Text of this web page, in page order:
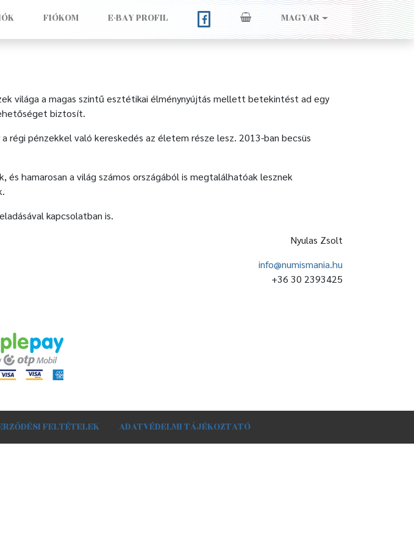
FIÓKOM E-BAY PROFIL MAGYAR
világa a magas szintű esztétikai élménynyújtás mellett betekintést ad egy
biztosít.
pénzekkel való kereskedés az életem része lesz. 2013-ban becsüs
hamarosan a világ számos országából is megtalálhatóak lesznek
kapcsolatban is.
Nyulas Zsolt
info@numismania.hu
+36 30 2393425
FELTÉTELEK ADATVÉDELMI TÁJÉKOZTATÓ